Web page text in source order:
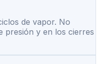
de vapor. No
presión y en los cierres